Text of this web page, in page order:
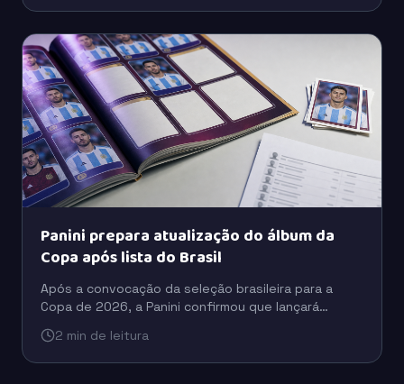
Panini prepara atualização do álbum da
Copa após lista do Brasil
Após a convocação da seleção brasileira para a
Copa de 2026, a Panini confirmou que lançará
fora da versão inicial do álbum.
2 min de leitura